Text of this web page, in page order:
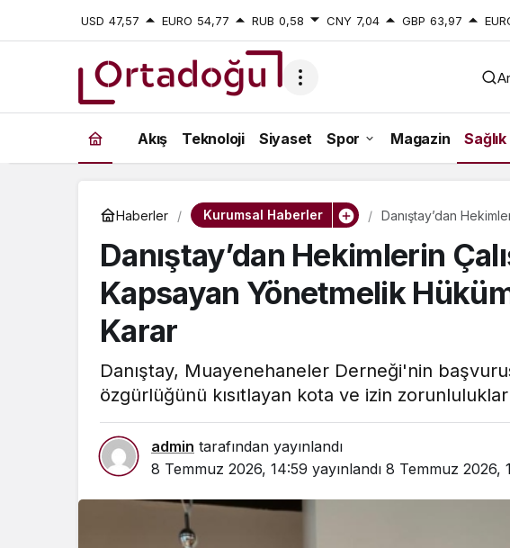
USD 47,57 EURO 54,77 RUB 0,58 CNY 7,04 GBP 63,97
Akış Teknoloji Siyaset Spor Magazin Sağlık
Haberler Kurumsal Haberler
Danıştay’dan
Danıştay’dan Hekimlerin
Kapsayan Yönetmelik
Karar
Danıştay, Muayenehaneler Derneği'nin
özgürlüğünü kısıtlayan kota ve izin
admin tarafından yayınlandı
8 Temmuz 2026, 14:59 yayınlandı 8 Temmuz 2026,